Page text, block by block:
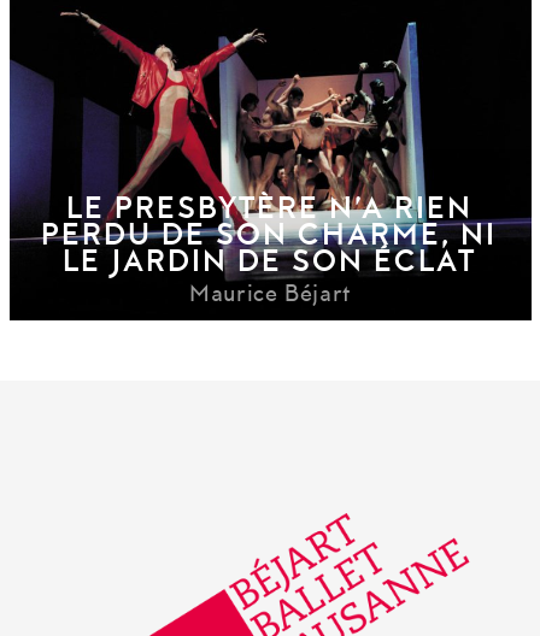
LE PRESBYTÈRE N’A RIEN
PERDU DE SON CHARME, NI
LE JARDIN DE SON ÉCLAT
Maurice Béjart